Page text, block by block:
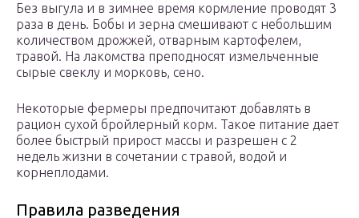
Без выгула и в зимнее время кормление проводят 3
раза в день. Бобы и зерна смешивают с небольшим
количеством дрожжей, отварным картофелем,
травой. На лакомства преподносят измельченные
сырые свеклу и морковь, сено.
Некоторые фермеры предпочитают добавлять в
рацион сухой бройлерный корм. Такое питание дает
более быстрый прирост массы и разрешен с 2
недель жизни в сочетании с травой, водой и
корнеплодами.
Правила разведения